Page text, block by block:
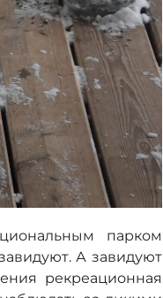
парком
А завидуют
рекреационная